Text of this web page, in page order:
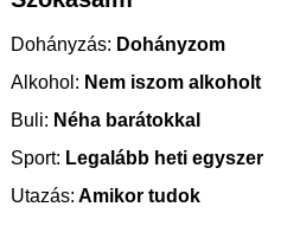
Dohányzás: Dohányzom
Alkohol: Nem iszom alkoholt
Buli: Néha barátokkal
Sport: Legalább heti egyszer
Utazás: Amikor tudok